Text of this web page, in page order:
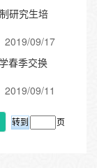
研究生培
2019/09/17
春季交换
2019/09/11
页